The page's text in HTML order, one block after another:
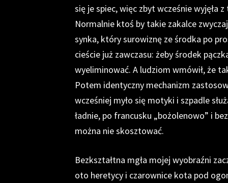
się je spiec, więc zbyt wcześnie wyjęła
Normalnie ktoś by takie zakalce
synka, który surowiznę ze środka po
cieście już zawczasu: żeby środek
wyeliminować. A ludziom wmówił, że
Potem identyczny mechanizm
wcześniej myło się motyki i szpadle
ładnie, po francusku „bożolenowo” i
można nie skosztować.
Bezkształtna mgła mojej wyobraźni
oto heretycy i czarownice kota pod